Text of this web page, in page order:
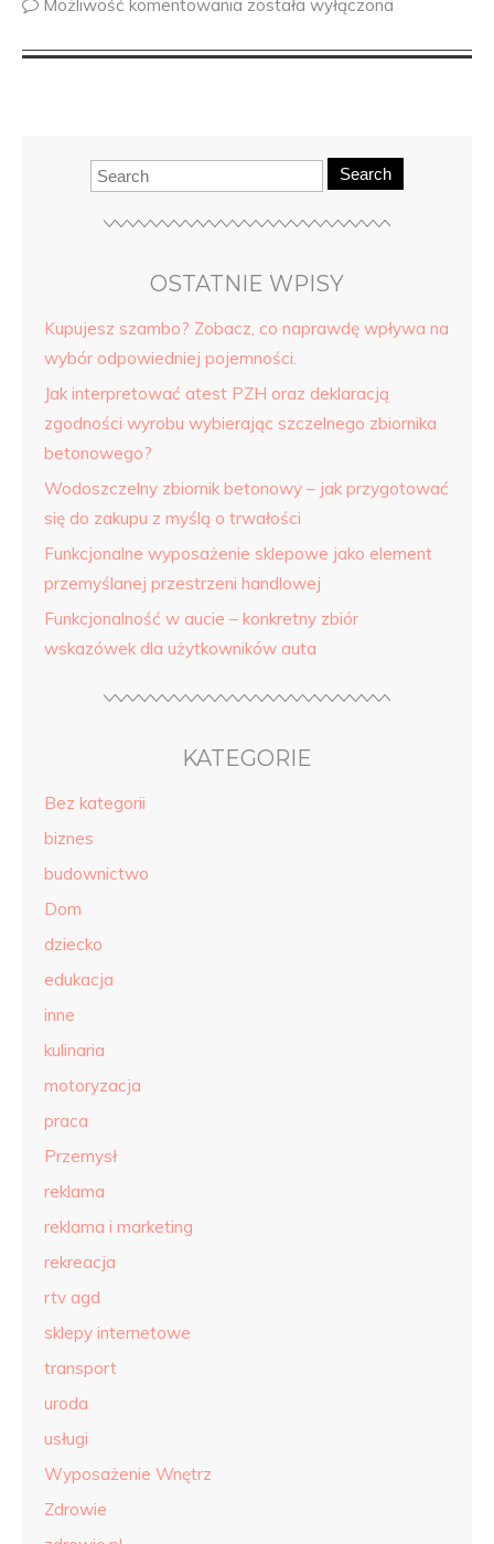
Możliwość komentowania została wyłączona
Search
OSTATNIE WPISY
Kupujesz szambo? Zobacz, co naprawdę wpływa na
wybór odpowiedniej pojemności.
Jak interpretować atest PZH oraz deklaracją
zgodności wyrobu wybierając szczelnego zbiornika
betonowego?
Wodoszczelny zbiornik betonowy – jak przygotować
się do zakupu z myślą o trwałości
Funkcjonalne wyposażenie sklepowe jako element
przemyślanej przestrzeni handlowej
Funkcjonalność w aucie – konkretny zbiór
wskazówek dla użytkowników auta
KATEGORIE
Bez kategorii
biznes
budownictwo
Dom
dziecko
edukacja
inne
kulinaria
motoryzacja
praca
Przemysł
reklama
reklama i marketing
rekreacja
rtv agd
sklepy internetowe
transport
uroda
usługi
Wyposażenie Wnętrz
Zdrowie